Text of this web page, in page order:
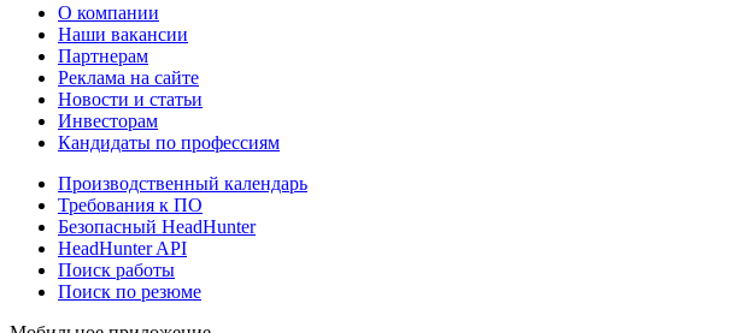
О компании
Наши вакансии
Партнерам
Реклама на сайте
Новости и статьи
Инвесторам
Кандидаты по профессиям
Производственный календарь
Требования к ПО
Безопасный HeadHunter
HeadHunter API
Поиск работы
Поиск по резюме